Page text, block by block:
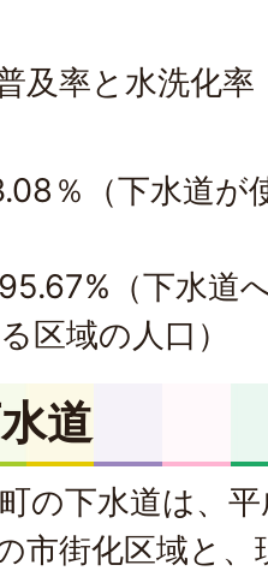
及率と水洗化
％（下水道が
（下水道
区域の人口）
道
の下水道は、
市街化区域と